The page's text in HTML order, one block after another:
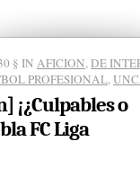
§ IN AFICION,DE
PROFESIONAL,
¡¿Culpables o
FC Liga